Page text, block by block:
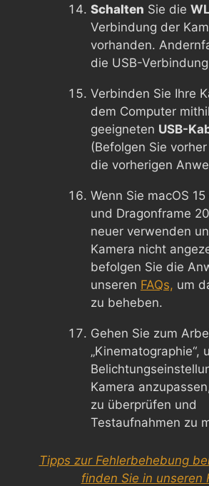
Schalten Sie die
Verbindung der
vorhanden.
die USB-
Verbinden Sie Ihre
dem Computer
geeigneten USB-
(Befolgen Sie
die vorherigen
Wenn Sie macOS
und Dragonframe
neuer verwenden
Kamera nicht
befolgen Sie die
unseren FAQs, um
zu beheben.
Gehen Sie zum
„Kinematographie“,
Kamera
zu überprüfen und
Testaufnahmen zu
Tipps zur Fehlerbehebung
finden Sie in unseren